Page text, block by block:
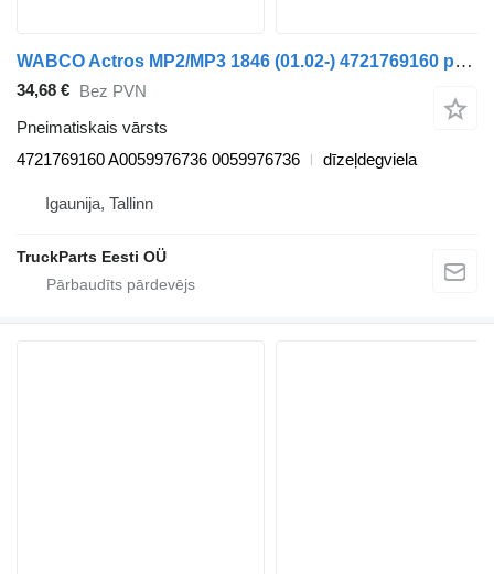
WABCO Actros MP2/MP3 1846 (01.02-) 4721769160 pneimatiskais vārsts paredzēts Mercedes-Benz Actros, Axor MP1, MP2, MP3 (1996-2014) kravas automašīnas
34,68 € Bez PVN
Pneimatiskais vārsts
4721769160 A0059976736 0059976736
dīzeļdegviela
Igaunija, Tallinn
TruckParts Eesti OÜ